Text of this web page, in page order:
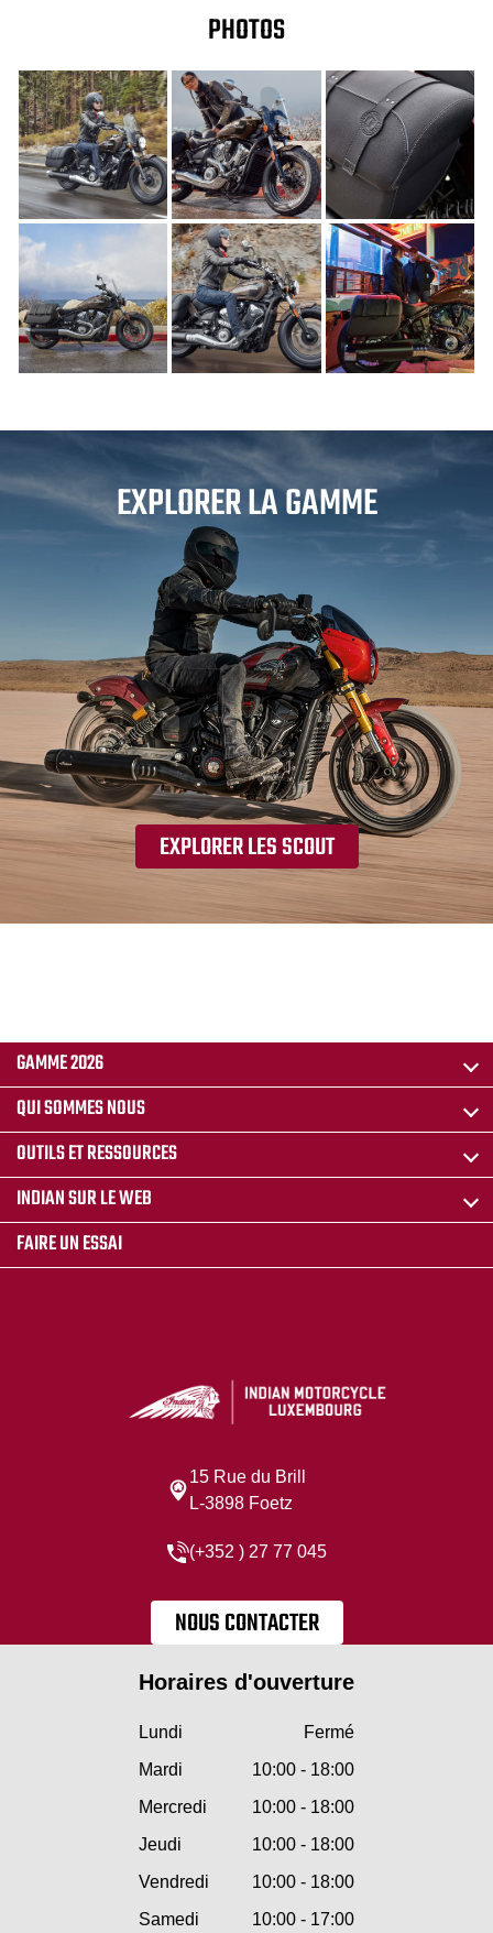
PHOTOS
EXPLORER LA GAMME
EXPLORER LES SCOUT
GAMME 2026
QUI SOMMES NOUS
OUTILS ET RESSOURCES
INDIAN SUR LE WEB
FAIRE UN ESSAI
15 Rue du Brill
L-3898 Foetz
(+352 ) 27 77 045
NOUS CONTACTER
Horaires d'ouverture
Lundi
Fermé
Mardi
10:00 - 18:00
Mercredi
10:00 - 18:00
Jeudi
10:00 - 18:00
Vendredi
10:00 - 18:00
Samedi
10:00 - 17:00